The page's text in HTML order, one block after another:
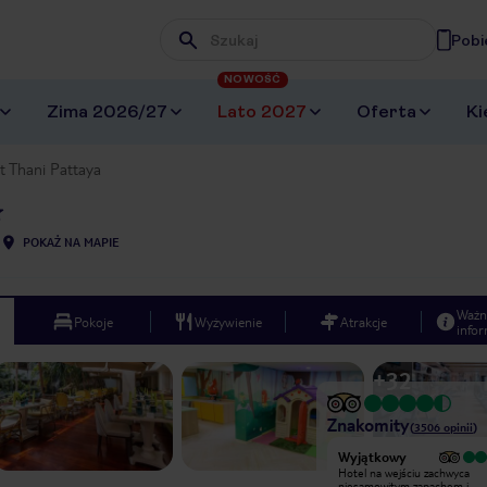
Wpisz frazę, której szukasz
Zima 2026/27 Lato 2027
NOWOŚĆ
Oferta
Thani Pattaya
POKAŻ NA MAPIE
Pokoje Wyżywienie Atrakcje
+32
Znakomity(3506 opinii)
Byliśmy w tym hotelu w trakcie
Wyjątkowy
Hotel na wejściu zachwyca